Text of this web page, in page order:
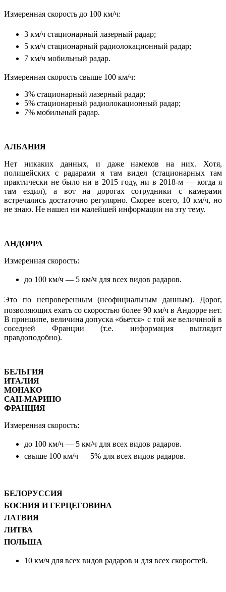
Измеренная скорость до 100 км/ч:
3 км/ч стационарный лазерный радар;
5 км/ч стационарный радиолокационный радар;
7 км/ч мобильный радар.
Измеренная скорость свыше 100 км/ч:
3% стационарный лазерный радар;
5% стационарный радиолокационный радар;
7% мобильный радар.
АЛБАНИЯ
Нет никаких данных, и даже намеков на них. Хотя,
полицейских с радарами я там видел (стационарных там
практически не было ни в 2015 году, ни в 2018-м — когда я
там ездил), а вот на дорогах сотрудники с камерами
встречались достаточно регулярно. Скорее всего, 10 км/ч, но
не знаю. Не нашел ни малейшей информации на эту тему.
АНДОРРА
Измеренная скорость:
до 100 км/ч — 5 км/ч для всех видов радаров.
Это по непроверенным (неофициальным данным). Дорог,
позволяющих ехать со скоростью более 90 км/ч в Андорре нет.
В принципе, величина допуска «бьется» с той же величиной в
соседней Франции (т.е. информация выглядит
правдоподобно).
БЕЛЬГИЯ
ИТАЛИЯ
МОНАКО
САН-МАРИНО
ФРАНЦИЯ
Измеренная скорость:
до 100 км/ч — 5 км/ч для всех видов радаров.
свыше 100 км/ч — 5% для всех видов радаров.
БЕЛОРУССИЯ
БОСНИЯ И ГЕРЦЕГОВИНА
ЛАТВИЯ
ЛИТВА
ПОЛЬША
10 км/ч для всех видов радаров и для всех скоростей.